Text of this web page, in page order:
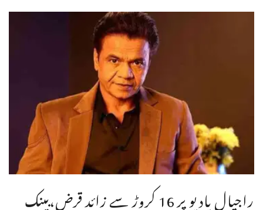
راجپال یادیو پر 16 کروڑ سے زائد قرض،بینک